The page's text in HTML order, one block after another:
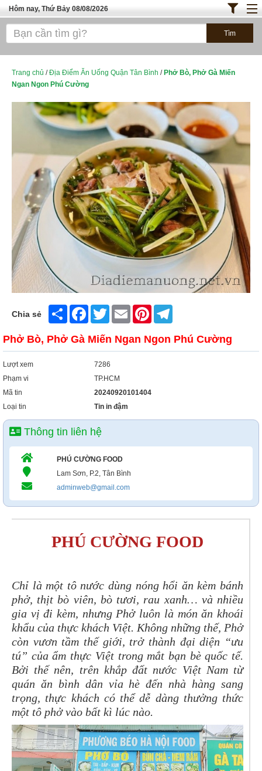
Hôm nay, Thứ Bảy 08/08/2026
Trang chủ
Bánh - Đồ Ăn Vặt
TOP QUÁN ĂN
ĐỊA ĐIỂM ĂN UỐNG HÀ NỘI
Trang chủ /Địa Điểm Ăn Uống Quận Tân Bình / Phở Bò, Phở Gà Miến
Ngan Ngon Phú Cường
Chia sẻ Share FacebookTwitter Email Pinterest
Phở Bò, Phở Gà Miến Ngan Ngon Phú Cường
Lượt xem
7286
Phạm vi
TP.HCM
Mã tin
20240920101404
Loại tin
Tin in đậm
Thông tin liên hệ
PHÚ CƯỜNG FOOD
Lam Sơn, P.2, Tân Bình
adminweb@gmail.com
PHÚ CƯỜNG FOOD
Chỉ là một tô nước dùng nóng hổi ăn kèm bánh
phở, thịt bò viên, bò tươi, rau xanh… và nhiều
gia vị đi kèm, nhưng Phở luôn là món ăn khoái
khẩu của thực khách Việt. Không những thế, Phở
còn vươn tầm thế giới, trở thành đại diện “ưu
tú” của ẩm thực Việt trong mắt bạn bè quốc tế.
Bởi thế nên, trên khắp đất nước Việt Nam từ
quán ăn bình dân vỉa hè đến nhà hàng sang
trọng, thực khách có thể dễ dàng thưởng thức
một tô phở vào bất kì lúc nào.